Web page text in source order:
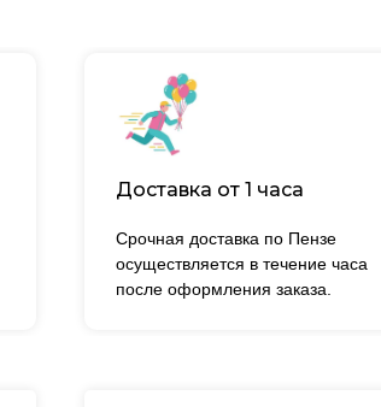
Срочная доставка по Пензе
осуществляется в течение часа
после оформления заказа.
Доставка от 1 часа